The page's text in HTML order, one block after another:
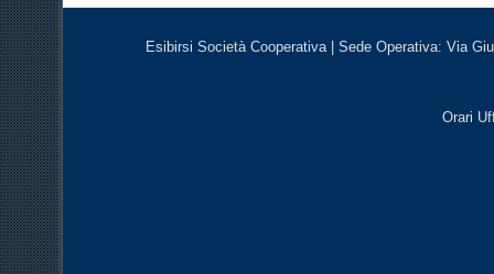
Esibirsi Società Cooperativa | Sede Operativa: Via
Orari